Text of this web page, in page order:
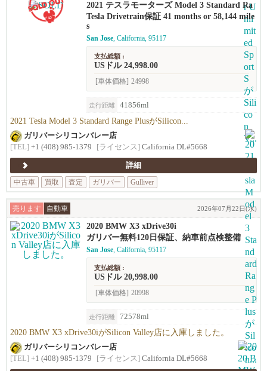
2021 テスラモーターズ Model 3 Standard Ra
nge Plus
Tesla Drivetrain保証 41 months or 58,144 mile
s
San Jose, California, 95117
支払総額 :
USドル 24,998.00
[車体価格] 24998
走行距離 41856ml
2021 Tesla Model 3 Standard Range PlusがSilicon...
ガリバーシリコンバレー店
[TEL] +1 (408) 985-1379 [ライセンス] California DL#5668
詳細
中古車
買取 査定 ガリバー Gulliver
売ります 自動車 2026年07月22日(水)
2020 BMW X3 xDrive30i
ガリバー無料120日保証、納車前点検整備
San Jose, California, 95117
支払総額 :
USドル 20,998.00
[車体価格] 20998
走行距離 72578ml
2020 BMW X3 xDrive30iがSilicon Valley店に入庫しました。
ガリバーシリコンバレー店
[TEL] +1 (408) 985-1379 [ライセンス] California DL#5668